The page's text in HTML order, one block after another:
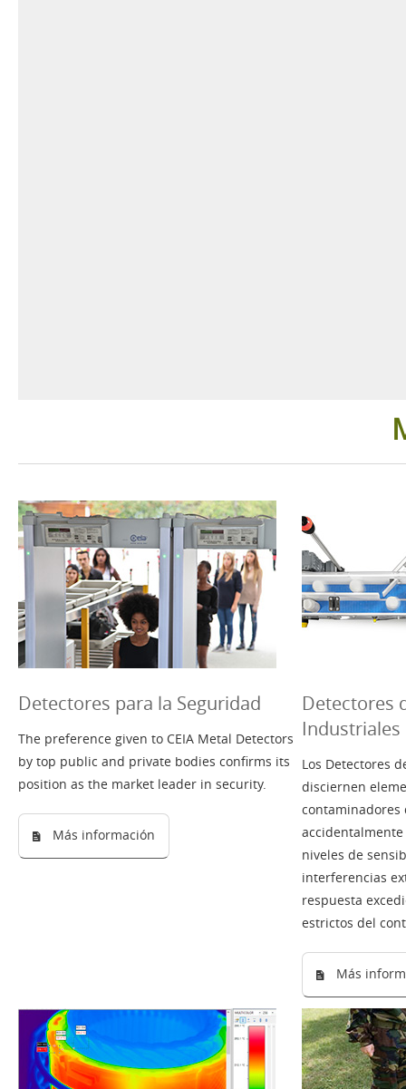
Bajo Tierra
salas MIR
Lengua
Detectores para la Seguridad
The preference given to CEIA Metal Detectors
by top public and private bodies confirms its
position as the market leader in security.
Más información
Detectores
Industriales
Los Detectores
disciernen
niveles de
interferencias
respuesta
estrictos del
Más